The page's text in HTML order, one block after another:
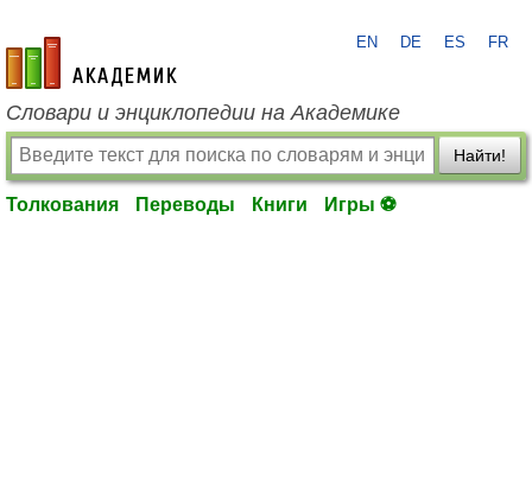
academic.ru
EN DE ES FR
Словари и энциклопедии на Академике
Найти!
Толкования Переводы Книги Игры ⚽